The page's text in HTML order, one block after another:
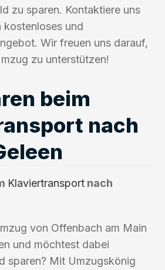
zu sparen. Kontaktiere uns
kostenloses und
Wir freuen uns darauf,
zu unterstützen!
beim
nach
Klaviertransport nach
von Offenbach am Main
und möchtest dabei
sparen? Mit Umzugskönig